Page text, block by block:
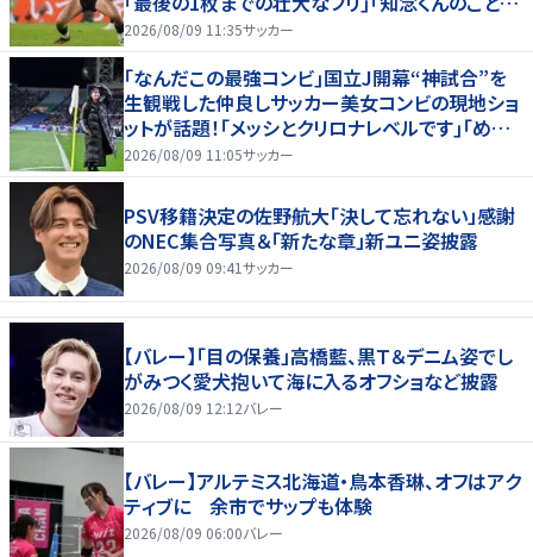
んだけ好きなんよｗ｣
2026/08/09 11:35サッカー
｢なんだこの最強コンビ｣国立J開幕“神試合”を
生観戦した仲良しサッカー美女コンビの現地ショ
ットが話題！｢メッシとクリロナレベルです｣｢めちゃ
くちゃ可愛い｣
2026/08/09 11:05サッカー
PSV移籍決定の佐野航大「決して忘れない」感謝
のNEC集合写真＆「新たな章」新ユニ姿披露
2026/08/09 09:41サッカー
【バレー】「目の保養」高橋藍、黒Ｔ＆デニム姿でし
がみつく愛犬抱いて海に入るオフショなど披露
2026/08/09 12:12バレー
【バレー】アルテミス北海道・鳥本香琳、オフはアク
ティブに 余市でサップも体験
2026/08/09 06:00バレー